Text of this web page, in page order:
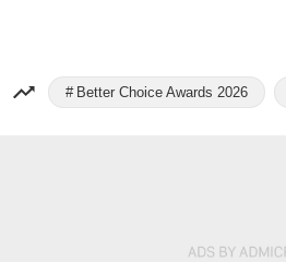
Better Choice Awards 2026